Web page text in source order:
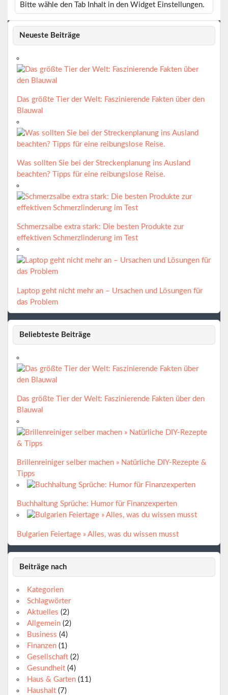
Bitte wähle den Tab Inhalt in den Widget Einstellungen.
Neueste Beiträge
Das größte Tier der Welt: Faszinierende Fakten über den
Blauwal
Was sollten Sie bei der Streckenplanung ins Ausland
beachten? Tipps für eine reibungslose Reise.
Schmerzsalbe extra stark: Die besten Produkte zur
effektiven Schmerzlinderung im Test
Laptop geht nicht mehr an – Ursachen und Lösungen für
das Problem
Beliebteste Beiträge
Das größte Tier der Welt: Faszinierende Fakten über den
Blauwal
Brillenreiniger selber machen » Natürliche DIY-Rezepte &
Tipps
Buchhaltung Sprüche: Humor für Finanzexperten
Bulgarien Feiertage » Alles, was du wissen musst
Beiträge nach
Kategorien
Schlagwörter
Aktuelles (2)
Allgemein (2)
Business (4)
Finanzen (1)
Gesellschaft (2)
Gesundheit (4)
Haus & Garten (11)
Haushalt (7)